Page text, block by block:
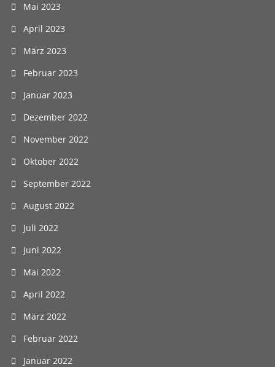
Mai 2023
April 2023
März 2023
Februar 2023
Januar 2023
Dezember 2022
November 2022
Oktober 2022
September 2022
August 2022
Juli 2022
Juni 2022
Mai 2022
April 2022
März 2022
Februar 2022
Januar 2022